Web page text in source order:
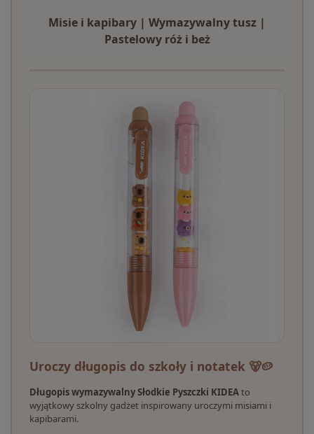
Misie i kapibary | Wymazywalny tusz |
Pastelowy róż i beż
Uroczy długopis do szkoły i notatek 🐻🥔
Długopis wymazywalny Słodkie Pyszczki KIDEAto
wyjątkowy szkolny gadżet inspirowany uroczymi misiami i
kapibarami.